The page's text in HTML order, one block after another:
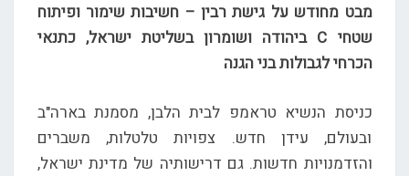
מבט מחודש על גישת רבין – חשיבות שימור ופיתוח
שטחי C ביהודה ושומרון בשליטת ישראל, כתנאי
הכרחי לגבולות בני הגנה
כניסת הנשיא טראמפ לבית הלבן, מסמנת בארה"ב
ובעולם, עידן חדש. צפויות טלטלות, משברים
והזדמנויות חדשות. גם דרישותיה של מדינת ישראל,